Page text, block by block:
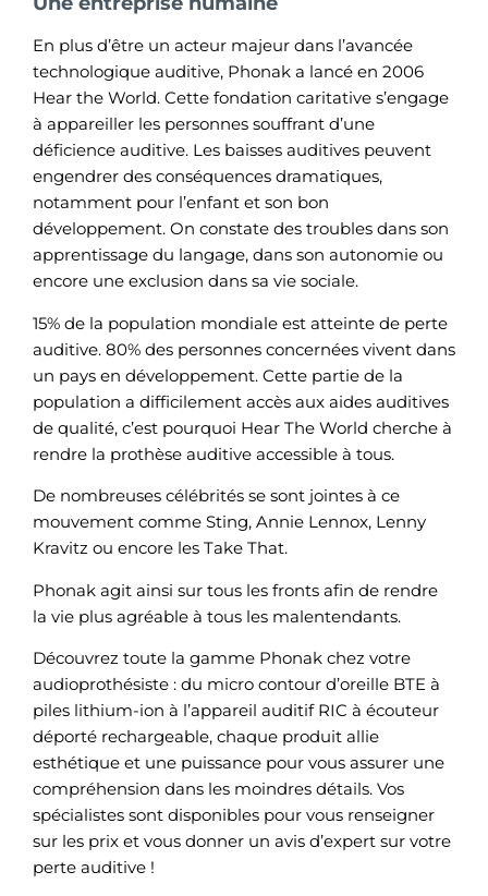
En plus d’être un acteur majeur dans l’avancée
technologique auditive, Phonak a lancé en 2006
Hear the World. Cette fondation caritative s’engage
à appareiller les personnes souffrant d’une
déficience auditive. Les baisses auditives peuvent
engendrer des conséquences dramatiques,
notamment pour l’enfant et son bon
développement. On constate des troubles dans son
apprentissage du langage, dans son autonomie ou
encore une exclusion dans sa vie sociale.
15% de la population mondiale est atteinte de perte
auditive. 80% des personnes concernées vivent dans
un pays en développement. Cette partie de la
population a difficilement accès aux aides auditives
de qualité, c’est pourquoi Hear The World cherche à
rendre la prothèse auditive accessible à tous.
De nombreuses célébrités se sont jointes à ce
mouvement comme Sting, Annie Lennox, Lenny
Kravitz ou encore les Take That.
Phonak agit ainsi sur tous les fronts afin de rendre
la vie plus agréable à tous les malentendants.
Découvrez toute la gamme Phonak chez votre
audioprothésiste : du micro contour d’oreille BTE à
piles lithium-ion à l’appareil auditif RIC à écouteur
déporté rechargeable, chaque produit allie
esthétique et une puissance pour vous assurer une
compréhension dans les moindres détails. Vos
spécialistes sont disponibles pour vous renseigner
sur les prix et vous donner un avis d’expert sur votre
perte auditive !